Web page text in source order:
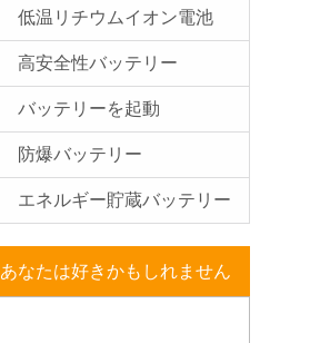
低温リチウムイオン電池
高安全性バッテリー
バッテリーを起動
防爆バッテリー
エネルギー貯蔵バッテリー
あなたは好きかもしれません